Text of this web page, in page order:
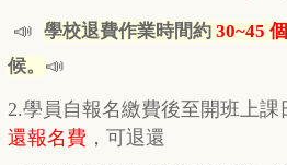
📣 學校退費作業時間約 30~45
候。 📣
2.學員自報名繳費後至開班上課
還報名費 ， 可退還